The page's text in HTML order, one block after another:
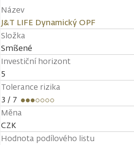
Název
J&T LIFE Dynamický OPF
Složka
Smíšené
Investiční horizont
5
Tolerance rizika
3 / 7
Měna
CZK
Hodnota podílového listu